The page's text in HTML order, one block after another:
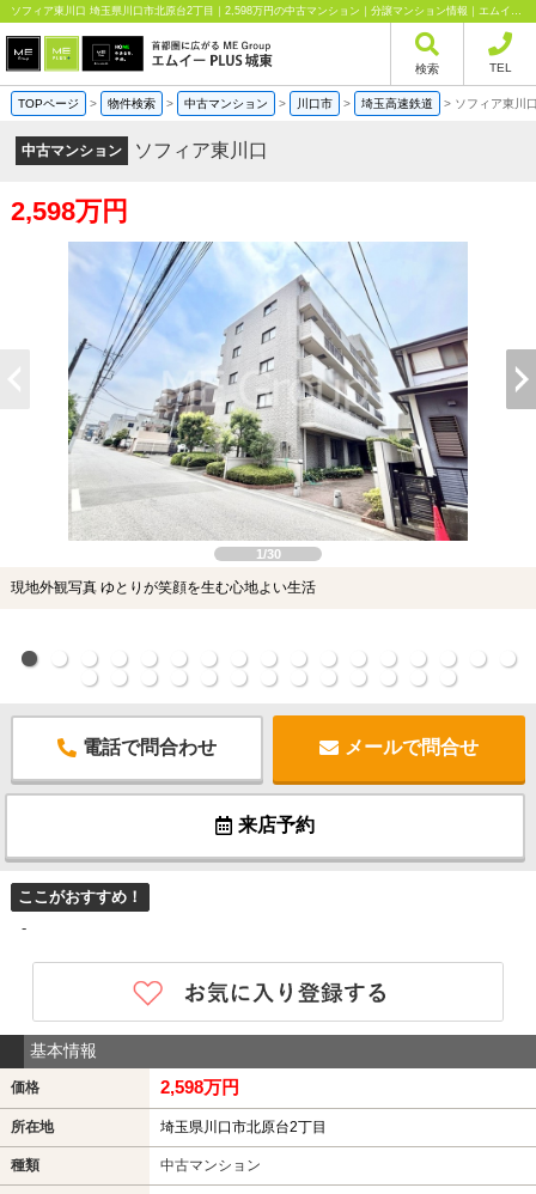
ソフィア東川口 埼玉県川口市北原台2丁目｜2,598万円の中古マンション｜分譲マンション情報｜エムイーPLUS城東株式会社
検索 TEL
TOPページ > 物件検索 > 中古マンション > 川口市 > 埼玉高速鉄道 > ソフィア東川
中古マンション ソフィア東川口
2,598万円
1/30
現地外観写真 ゆとりが笑顔を生む心地よい生活
電話で問合わせ メールで問合せ
来店予約
ここがおすすめ！
-
基本情報
価格 2,598万円
所在地 埼玉県川口市北原台2丁目
種類 中古マンション